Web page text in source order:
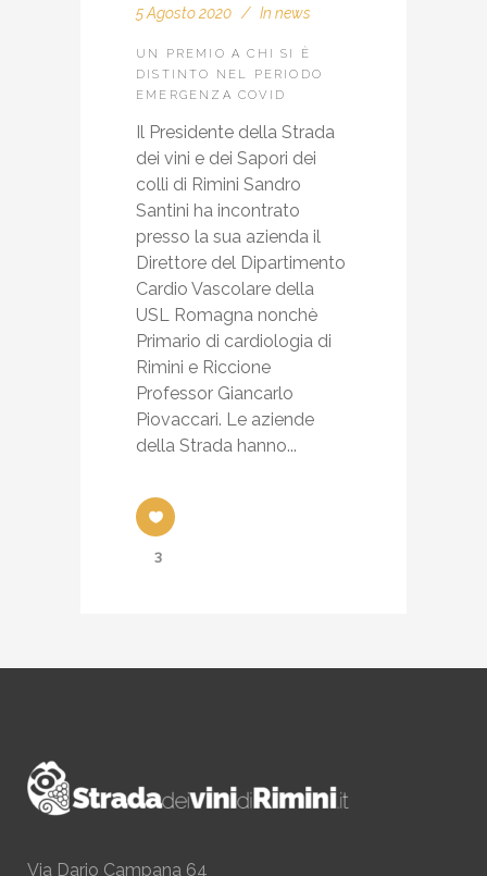
5 Agosto 2020 In news
UN PREMIO A CHI SI È
DISTINTO NEL PERIODO
EMERGENZA COVID
Il Presidente della Strada
dei vini e dei Sapori dei
colli di Rimini Sandro
Santini ha incontrato
presso la sua azienda il
Direttore del Dipartimento
Cardio Vascolare della
USL Romagna nonchè
Primario di cardiologia di
Rimini e Riccione
Professor Giancarlo
Piovaccari. Le aziende
della Strada hanno...
3
Via Dario Campana 64